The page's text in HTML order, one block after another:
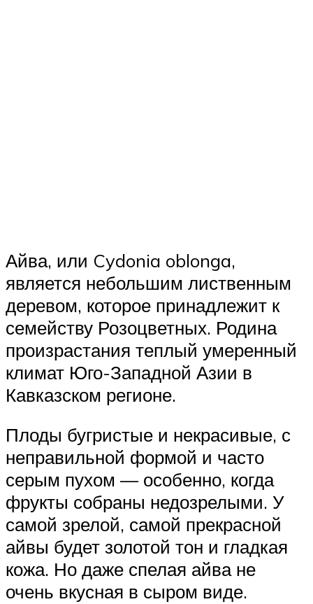
Айва, или Cydonia oblonga,
является небольшим лиственным
деревом, которое принадлежит к
семейству Розоцветных. Родина
произрастания теплый умеренный
климат Юго-Западной Азии в
Кавказском регионе.
Плоды бугристые и некрасивые, с
неправильной формой и часто
серым пухом — особенно, когда
фрукты собраны недозрелыми. У
самой зрелой, самой прекрасной
айвы будет золотой тон и гладкая
кожа. Но даже спелая айва не
очень вкусная в сыром виде.